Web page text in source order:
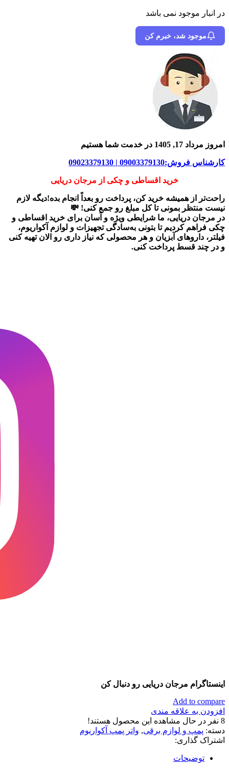
در انبار موجود نمی باشد
موجود شد، خبرم کن
امروز مرداد 17, 1405 در خدمت شما هستیم
کارشناس فروش:09003379130 | 09023379130
خرید اقساطی و چکی از مرجان دریایی
راحت‌تر از همیشه خرید کن، پرداخت رو بعداً انجام بده!دیگه لازم
نیست منتظر بمونی تا کل مبلغ رو جمع کنی! 💸
در مرجان دریایی، ما شرایطی ویژه و آسان برای خرید اقساطی و
چکی فراهم کردیم تا بتونی به‌سادگی تجهیزات و لوازم آکواریوم،
فیلتر، داروهای آبزیان و هر محصولی که نیاز داری رو الان تهیه کنی
و در چند قسط پرداخت کنی.
اینستاگرام مرجان دریایی رو دنبال کن
Add to compare
افزودن به علاقه مندی
8 نفر در حال مشاهده این محصول هستند!
دسته: پمپ و لوازم برقی, واتر پمپ آکواریوم
اشتراک گذاری:
توضیحات